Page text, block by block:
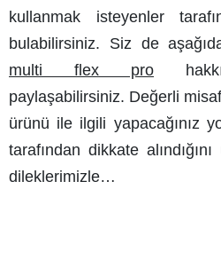
kullanmak isteyenler
bulabilirsiniz. Siz de
multi flex pro
paylaşabilirsiniz. Değerli
ürünü ile ilgili yapacağınız
tarafından dikkate
dileklerimizle…